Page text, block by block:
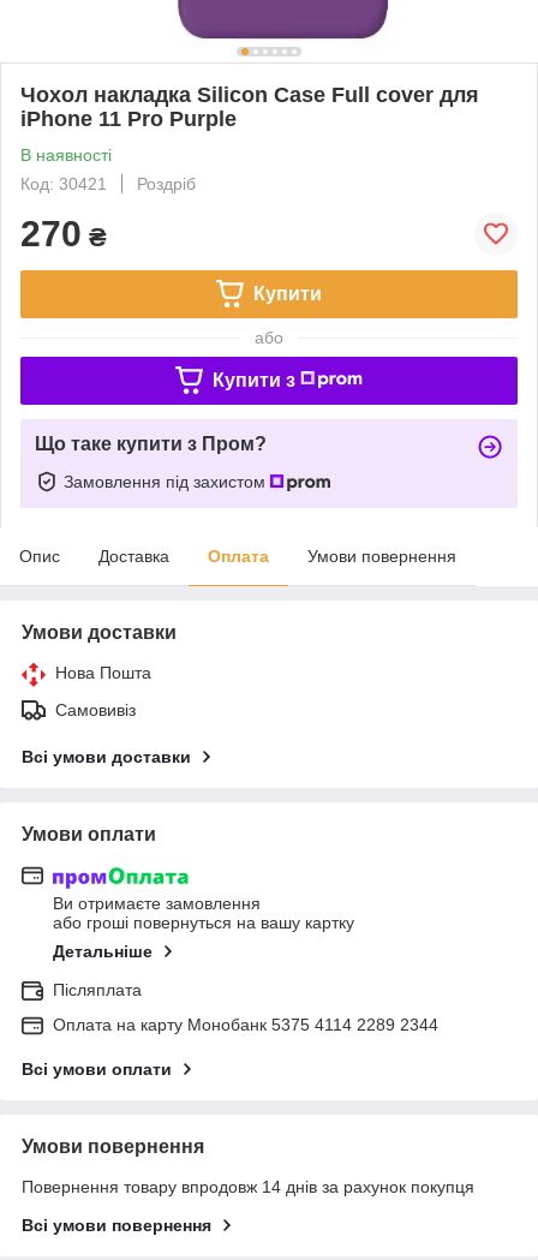
Чохол накладка Silicon Case Full cover для
iPhone 11 Pro Purple
В наявності
Код: 30421
Роздріб
270 ₴
Купити
або
Купити з
Що таке купити з Пром?
Замовлення під захистом
Опис Доставка Оплата Умови повернення
Умови доставки
Нова Пошта
Самовивіз
Всі умови доставки
Умови оплати
Ви отримаєте замовлення
або гроші повернуться на вашу картку
Детальніше
Післяплата
Оплата на карту Монобанк 5375 4114 2289 2344
Всі умови оплати
Умови повернення
Повернення товару впродовж 14 днів за рахунок покупця
Всі умови повернення